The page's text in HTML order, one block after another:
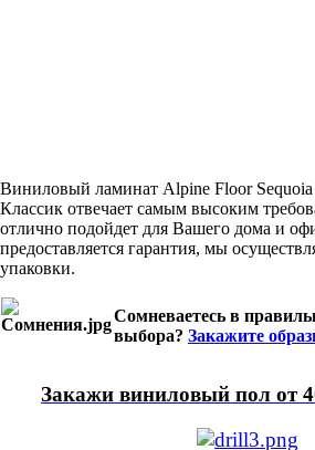
Виниловый ламинат Alpine Floor
Классик отвечает самым высоким
отлично подойдет для Вашего дома и
предоставляется гарантия, мы
упаковки.
Сомневаетесь в
выбора? Закажите
Закажи виниловый пол от